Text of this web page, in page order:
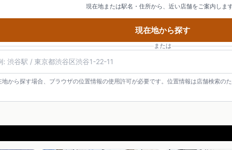
現在地または駅名・住所から、近い店舗をご案内します
現在地から探す
または
地から探す場合、ブラウザの位置情報の使用許可が必要です。位置情報は店舗検索の